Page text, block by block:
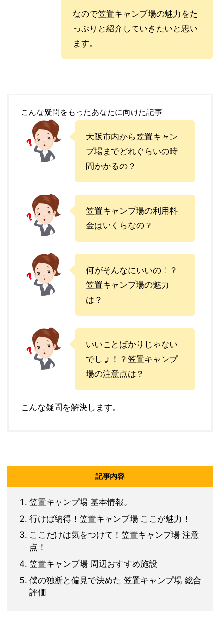
なので笠置キャンプ場の魅力をた
っぷりと紹介していきたいと思い
ます。
こんな疑問をもったあなたに向けた記事
大阪市内から笠置キャン
プ場までどれぐらいの時
間かかるの？
笠置キャンプ場の利用料
金はいくらなの？
何がそんなにいいの！？
笠置キャンプ場の魅力
は？
いいことばかりじゃない
でしょ！？笠置キャンプ
場の注意点は？
こんな疑問を解決します。
記事内容
笠置キャンプ場 基本情報。
行けば納得！笠置キャンプ場 ここが魅力！
ここだけは気をつけて！笠置キャンプ場 注意
点！
笠置キャンプ場 周辺おすすめ施設
僕の独断と偏見で決めた 笠置キャンプ場 総合
評価